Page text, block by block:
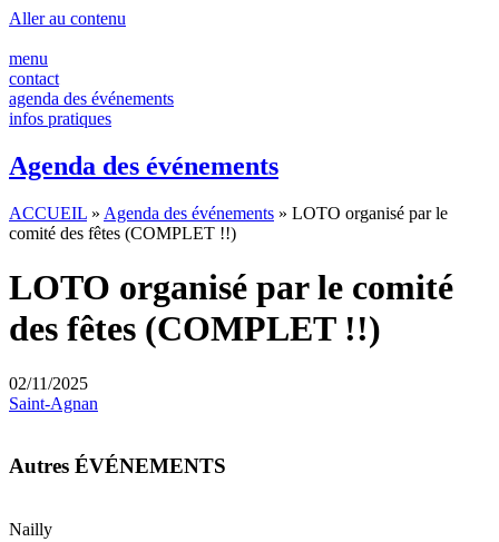
Aller au contenu
menu
contact
agenda des événements
infos pratiques
Agenda des événements
ACCUEIL » Agenda des événements » LOTO organisé par le
comité des fêtes (COMPLET !!)
LOTO organisé par le comité
des fêtes (COMPLET !!)
02/11/2025
Saint-Agnan
Autres ÉVÉNEMENTS
Nailly